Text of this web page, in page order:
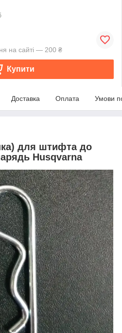
на сайті — 200 ₴
Купити
Доставка Оплата Умови
для штифта до
Husqvarna